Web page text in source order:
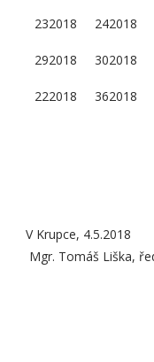
232018 242018
292018 302018
222018 362018
V
Mgr. Tomáš Liška,